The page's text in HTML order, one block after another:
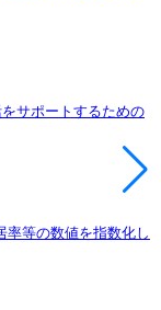
サポートするための
率等の数値を指数化し